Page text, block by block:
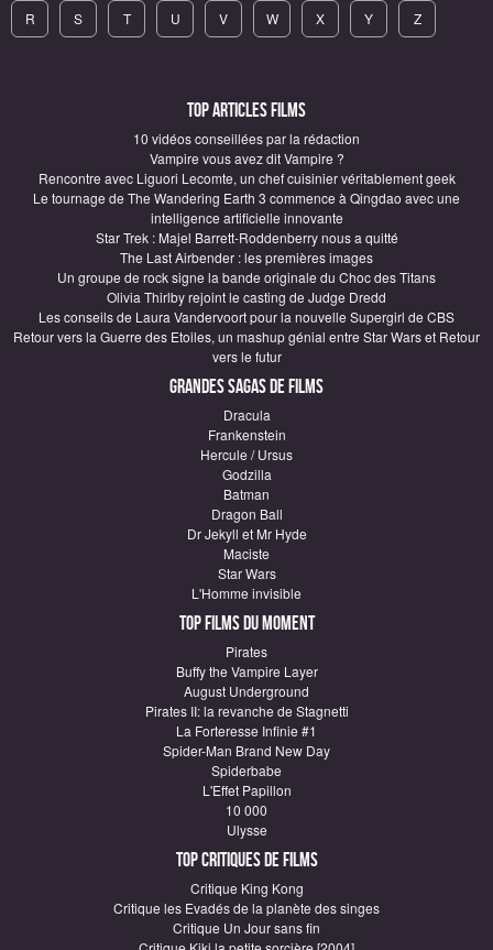
R S T U V W X Y Z
Top articles Films
10 vidéos conseillées par la rédaction
Vampire vous avez dit Vampire ?
Rencontre avec Liguori Lecomte, un chef cuisinier véritablement geek
Le tournage de The Wandering Earth 3 commence à Qingdao avec une
intelligence artificielle innovante
Star Trek : Majel Barrett-Roddenberry nous a quitté
The Last Airbender : les premières images
Un groupe de rock signe la bande originale du Choc des Titans
Olivia Thirlby rejoint le casting de Judge Dredd
Les conseils de Laura Vandervoort pour la nouvelle Supergirl de CBS
Retour vers la Guerre des Etoiles, un mashup génial entre Star Wars et Retour
vers le futur
Grandes sagas de Films
Dracula
Frankenstein
Hercule / Ursus
Godzilla
Batman
Dragon Ball
Dr Jekyll et Mr Hyde
Maciste
Star Wars
L'Homme invisible
Top Films du moment
Pirates
Buffy the Vampire Layer
August Underground
Pirates II: la revanche de Stagnetti
La Forteresse Infinie #1
Spider-Man Brand New Day
Spiderbabe
L'Effet Papillon
10 000
Ulysse
Top critiques de Films
Critique King Kong
Critique les Evadés de la planète des singes
Critique Un Jour sans fin